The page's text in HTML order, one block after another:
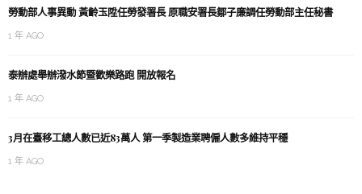
勞動部人事異動 黃齡玉陞任勞發署長 原職安署長鄒子廉調任勞動部主任秘書
1 年 AGO
泰辦處舉辦潑水節暨歡樂路跑 開放報名
1 年 AGO
3月在臺移工總人數已近83萬人 第一季製造業聘僱人數多維持平穩
1 年 AGO